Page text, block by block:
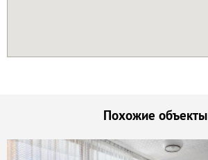
Похожие объекты